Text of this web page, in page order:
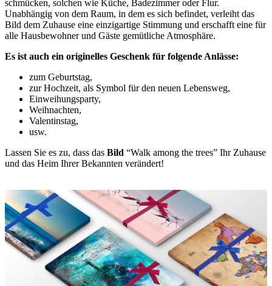
schmücken, solchen wie Küche, Badezimmer oder Flur.
Unabhängig von dem Raum, in dem es sich befindet, verleiht das
Bild dem Zuhause eine einzigartige Stimmung und erschafft eine für
alle Hausbewohner und Gäste gemütliche Atmosphäre.
Es ist auch ein originelles Geschenk für folgende Anlässe:
zum Geburtstag,
zur Hochzeit, als Symbol für den neuen Lebensweg,
Einweihungsparty,
Weihnachten,
Valentinstag,
usw.
Lassen Sie es zu, dass das Bild “Walk among the trees” Ihr Zuhause
und das Heim Ihrer Bekannten verändert!